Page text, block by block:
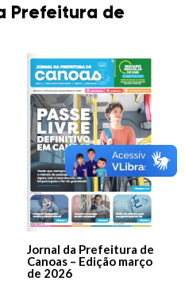
Prefeitura de
Jornal da Prefeitura de
Canoas – Edição março
de 2026